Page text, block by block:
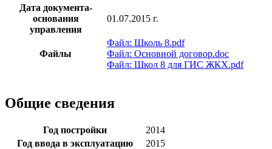
Дата документа-
основания
управления
01.07.2015 г.
Файлы
Файл: Школь 8.pdf
Файл: Основной договор.doc
Файл: Школ 8 для ГИС ЖКХ.pdf
Общие сведения
Год постройки
2014
Год ввода в эксплуатацию
2015